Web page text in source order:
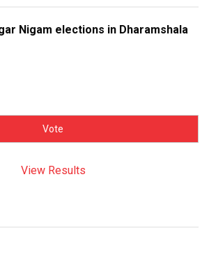
Nigam elections in Dharamshala
View Results